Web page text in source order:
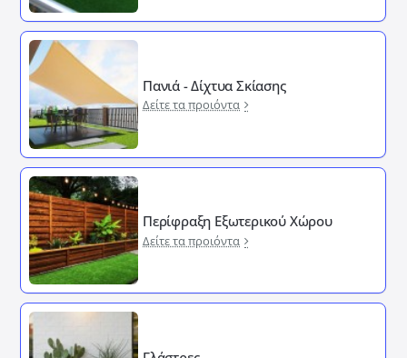
Πανιά - Δίχτυα Σκίασης
Δείτε τα προιόντα
Περίφραξη Εξωτερικού Χώρου
Δείτε τα προιόντα